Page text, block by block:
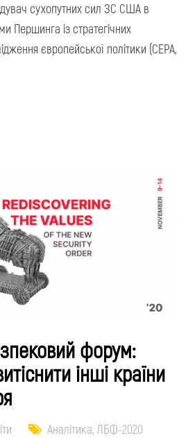
сухопутних сил ЗС США в
Першинга із стратегічних
європейської політики (СЕРА,
форум:
інші країни
Аналітика, ЛБФ-2020